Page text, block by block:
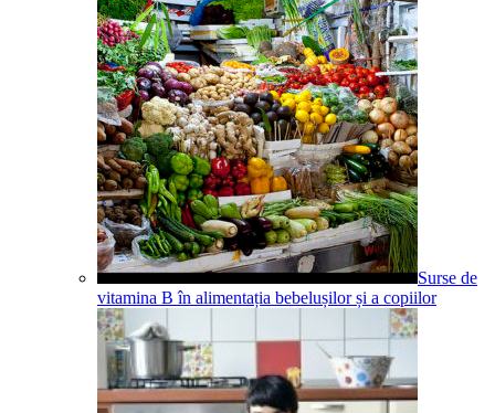
Surse de
vitamina B în alimentația bebelușilor și a copiilor